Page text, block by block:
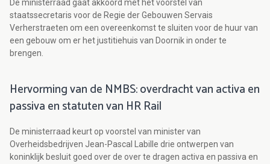
De ministerraad gaat akkoord met het voorstel van
staatssecretaris voor de Regie der Gebouwen Servais
Verherstraeten om een overeenkomst te sluiten voor de huur van
een gebouw om er het justitiehuis van Doornik in onder te
brengen.
Hervorming van de NMBS: overdracht van activa en
passiva en statuten van HR Rail
De ministerraad keurt op voorstel van minister van
Overheidsbedrijven Jean-Pascal Labille drie ontwerpen van
koninklijk besluit goed over de over te dragen activa en passiva en